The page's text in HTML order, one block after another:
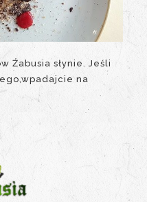
Źabusia słynie. Jeśli
na